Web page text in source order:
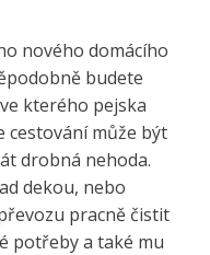
nového domácího
budete
kterého pejska
cestování může být
drobná nehoda.
dekou, nebo
pracně čistit
potřeby a také mu